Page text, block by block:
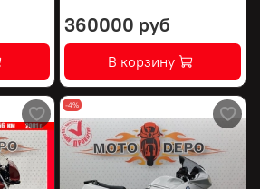
360000 руб
В корзину
-4%